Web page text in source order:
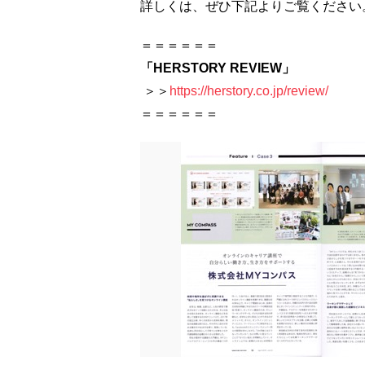
詳しくは、ぜひ下記よりご覧ください
＝＝＝＝＝＝
「HERSTORY REVIEW」
＞＞ https://herstory.co.jp/review/
＝＝＝＝＝＝